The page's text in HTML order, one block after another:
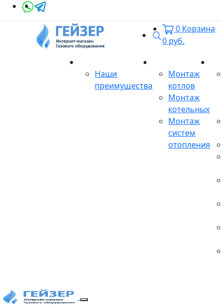
Поиск
0 Корзина
0 руб.
Наши
преимущества
Монтаж
котлов
Монтаж
котельных
Монтаж
систем
отопления